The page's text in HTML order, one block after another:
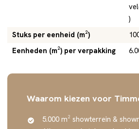
)
Stuks per eenheid (m²)
Eenheden (m²) per verpakking
Waarom kiezen voor
5.000 m² showterrein &